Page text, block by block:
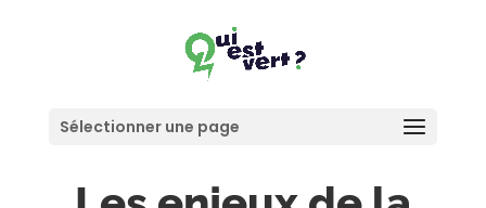
Sélectionner une page